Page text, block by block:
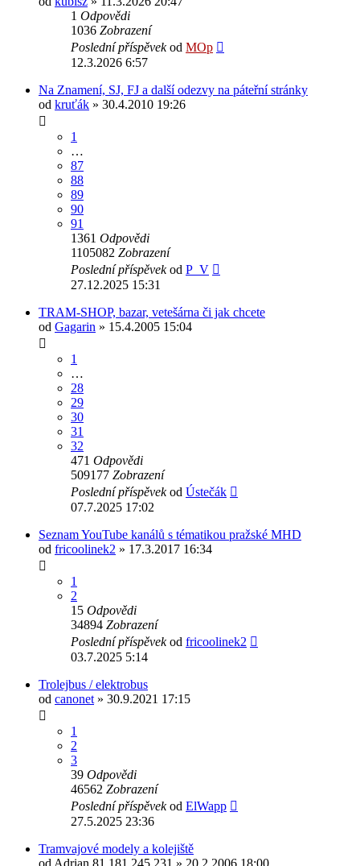
1 Odpovědi
1036 Zobrazení
Poslední příspěvekod MOp
12.3.2026 6:57
Na Znamení, SJ, FJ a další odezvy na páteřní stránky
od kruťák » 30.4.2010 19:26
1
…
87
88
89
90
91
1361 Odpovědi
1105082 Zobrazení
Poslední příspěvekod P_V
27.12.2025 15:31
TRAM-SHOP, bazar, vetešárna či jak chcete
od Gagarin » 15.4.2005 15:04
1
…
28
29
30
31
32
471 Odpovědi
509177 Zobrazení
Poslední příspěvekod Ústečák
07.7.2025 17:02
Seznam YouTube kanálů s tématikou pražské MHD
od fricoolinek2 » 17.3.2017 16:34
1
2
15 Odpovědi
34894 Zobrazení
Poslední příspěvekod fricoolinek2
03.7.2025 5:14
Trolejbus / elektrobus
od canonet » 30.9.2021 17:15
1
2
3
39 Odpovědi
46562 Zobrazení
Poslední příspěvekod ElWapp
27.5.2025 23:36
Tramvajové modely a kolejiště
od Adrian 81.181.245.231 » 20.2.2006 18:00